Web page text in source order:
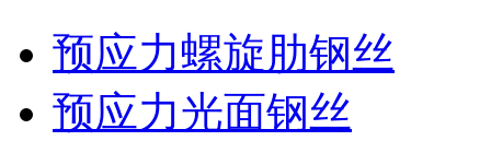
预应力螺旋肋钢丝
预应力光面钢丝